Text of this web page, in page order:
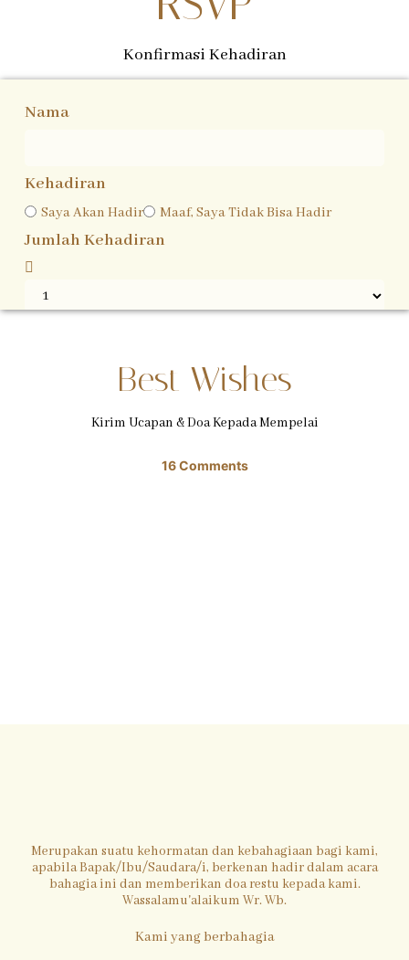
memberi merupakan tanda kasih, kami dengan senang hati
menerimanya dan tentunya semakin melengkapi kebahagiaan
Konfirmasi Kehadiran
Nama
Kehadiran
Saya Akan Hadir Maaf, Saya Tidak Bisa Hadir
Jumlah Kehadiran
Best Wishes
Kirim Ucapan & Doa Kepada Mempelai
16Comments
Merupakan suatu kehormatan dan kebahagiaan bagi kami,
apabila Bapak/Ibu/Saudara/i, berkenan hadir dalam acara
bahagia ini dan memberikan doa restu kepada kami.
Wassalamu'alaikum Wr. Wb.
Kami yang berbahagia